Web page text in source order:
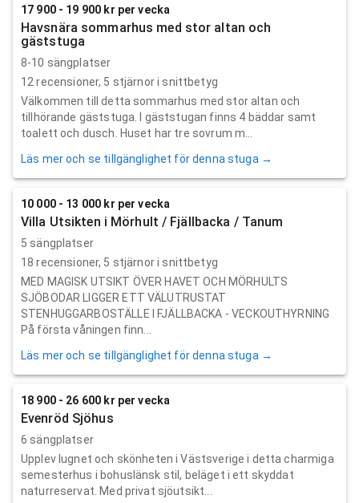
17 900 - 19 900 kr per vecka
Havsnära sommarhus med stor altan och
gäststuga
8-10 sängplatser
12 recensioner, 5 stjärnor i snittbetyg
Välkommen till detta sommarhus med stor altan och
tillhörande gäststuga. I gäststugan finns 4 bäddar samt
toalett och dusch. Huset har tre sovrum m...
Läs mer och se tillgänglighet för denna stuga →
10 000 - 13 000 kr per vecka
Villa Utsikten i Mörhult / Fjällbacka / Tanum
5 sängplatser
18 recensioner, 5 stjärnor i snittbetyg
MED MAGISK UTSIKT ÖVER HAVET OCH MÖRHULTS
SJÖBODAR LIGGER ETT VÄLUTRUSTAT
STENHUGGARBOSTÄLLE I FJÄLLBACKA - VECKOUTHYRNING
På första våningen finn...
Läs mer och se tillgänglighet för denna stuga →
18 900 - 26 600 kr per vecka
Evenröd Sjöhus
6 sängplatser
Upplev lugnet och skönheten i Västsverige i detta charmiga
semesterhus i bohuslänsk stil, beläget i ett skyddat
naturreservat. Med privat sjöutsikt...